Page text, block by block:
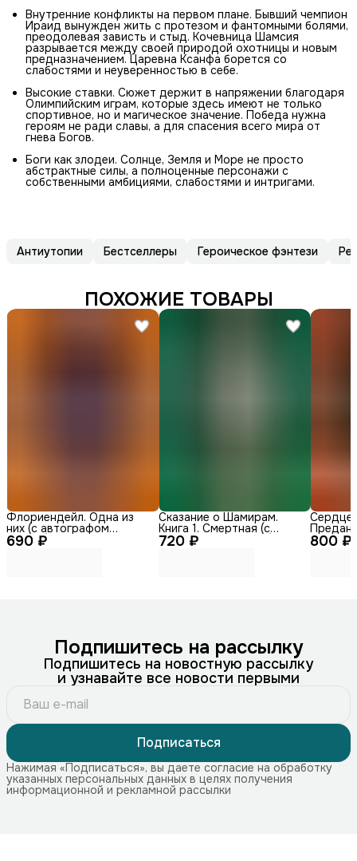
Внутренние конфликты на первом плане. Бывший чемпион
Ираид вынужден жить с протезом и фантомными болями,
преодолевая зависть и стыд. Кочевница Шамсия
разрывается между своей природой охотницы и новым
предназначением. Царевна Ксанфа борется со
слабостями и неуверенностью в себе.
Высокие ставки. Сюжет держит в напряжении благодаря
Олимпийским играм, которые здесь имеют не только
спортивное, но и магическое значение. Победа нужна
героям не ради славы, а для спасения всего мира от
гнева Богов.
Боги как злодеи. Солнце, Земля и Море не просто
абстрактные силы, а полноценные персонажи с
собственными амбициями, слабостями и интригами.
Антиутопии Бестселлеры Героическое фэнтези
ПОХОЖИЕ ТОВАРЫ
690 ₽
Флориендейл. Одна из
них (с автографом
автора) 720 ₽
Сказание о Шамирам.
Книга 1. Смертная (с
автографом автора) 800 ₽
Сердце
Подпишитесь на рассылку
Подпишитесь на новостную рассылку
и узнавайте все новости первыми
Подписаться
Нажимая «Подписаться», вы даете согласие на обработку
указанных персональных данных в целях получения
информационной и рекламной рассылки